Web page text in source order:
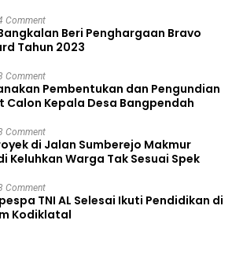
Comment
Beri Penghargaan Bravo
Tahun 2023
Comment
Pembentukan dan Pengundian
Calon Kepala Desa Bangpendah
Comment
di Jalan Sumberejo Makmur
Keluhkan Warga Tak Sesuai Spek
Comment
TNI AL Selesai Ikuti Pendidikan di
Kodiklatal